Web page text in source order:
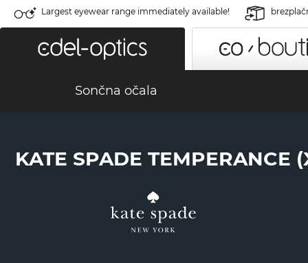
Largest eyewear range immediately available!
Sončna očala
KATE SPADE TEMPERANCE